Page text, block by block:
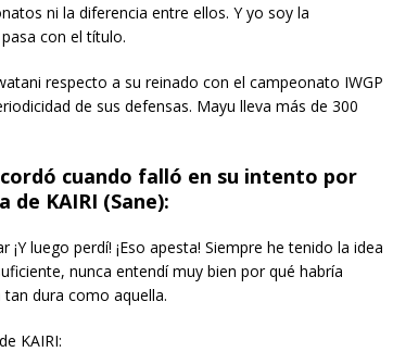
ni la diferencia entre ellos. Y yo soy la
con el título.
respecto a su reinado con el campeonato IWGP
de sus defensas. Mayu lleva más de 300
cuando falló en su intento por
de KAIRI (Sane):
luego perdí! ¡Eso apesta! Siempre he tenido la idea
nunca entendí muy bien por qué habría
dura como aquella.
KAIRI: